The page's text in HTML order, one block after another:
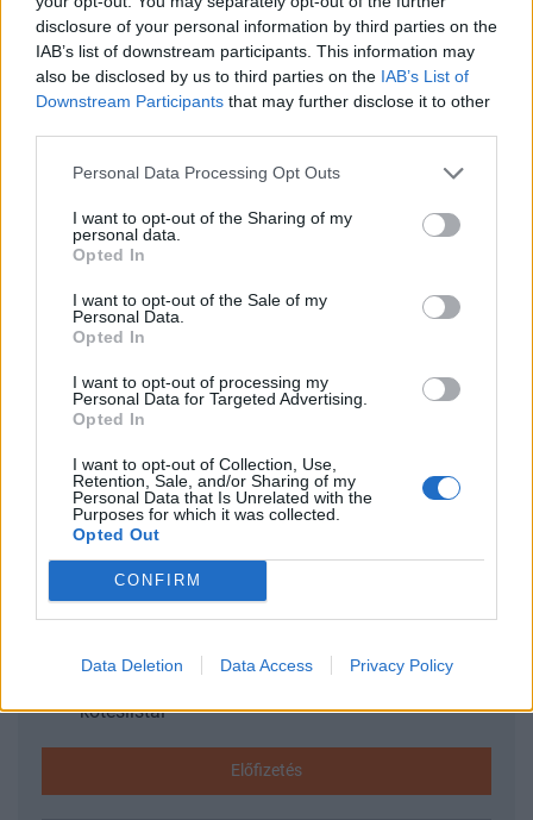
disclosure of your personal information by third parties on the
IAB’s list of downstream participants. This information may
also be disclosed by us to third parties on the IAB’s List of
Downstream Participants that may further disclose it to other
Personal Data Processing Opt Outs
I want to opt-out of the Sharing of my
personal data.
Opted In
I want to opt-out of the Sale of my
Personal Data.
Opted In
I want to opt-out of processing my
Personal Data for Targeted Advertising.
Opted In
I want to opt-out of Collection, Use,
Retention, Sale, and/or Sharing of my
Personal Data that Is Unrelated with the
Purposes for which it was collected.
Opted Out
CONFIRM
Data Deletion Data Access Privacy Policy
Az Egészségügyi Világszervezet (WHO) friss
közleménye szerint idén drámai mértékben
megnőtt a dengue-lázas megbetegedések száma
az amerikai kontinensen. Ez a szúnyogok által
terjesztett vírusos betegség továbbra is komoly
veszélyt jelent a közegészségügyre.
Az ENSZ-ügynökség adatai alapján április végére az
amerikai kontinensen regisztrált dengue-esetek száma
száma már most jelentősen meghaladta a teljes 2023-as
értéket, amely 4,6 millió megbetegedés volt. Globálisan
halálesetről érkezett jelentés. Észak-...
KEDVES OLVASÓNK!
A keresett cikk a portfolio.hu hírarchívumához
tartozik, melynek olvasása előfizetéses
regisztrációhoz kötött.
Az előfizetés a következőket tartalmazza:
Portfolio.hu teljes cikkarchívum
Kötéslisták: BÉT elmúlt 2 év napon belüli
kötéslistái
Előfizetés